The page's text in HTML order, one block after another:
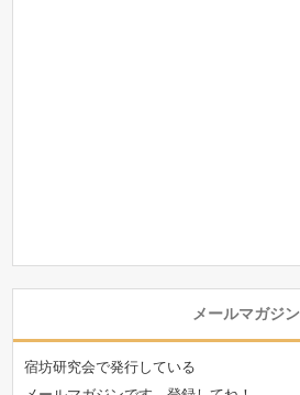
メールマガジン
宿坊研究会で発行している